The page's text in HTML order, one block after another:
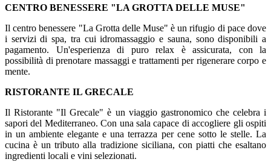
CENTRO BENESSERE "LA GROTTA DELLE MUSE"
Il centro benessere "La Grotta delle Muse" è un rifugio di pace dove
i servizi di spa, tra cui idromassaggio e sauna, sono disponibili a
pagamento. Un'esperienza di puro relax è assicurata, con la
possibilità di prenotare massaggi e trattamenti per rigenerare corpo e
mente.
RISTORANTE IL GRECALE
Il Ristorante "Il Grecale" è un viaggio gastronomico che celebra i
sapori del Mediterraneo. Con una sala capace di accogliere gli ospiti
in un ambiente elegante e una terrazza per cene sotto le stelle. La
cucina è un tributo alla tradizione siciliana, con piatti che esaltano
ingredienti locali e vini selezionati.